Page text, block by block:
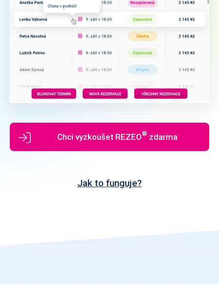
Chci vyzkoušet REZEO® ‏‏‎ ‎zdarma
Jak to funguje?